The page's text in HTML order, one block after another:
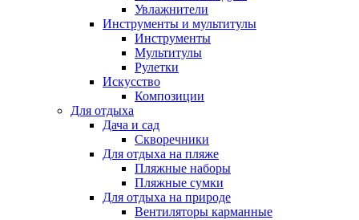
Увлажнители
Инструменты и мультитулы
Инструменты
Мультитулы
Рулетки
Искусство
Композиции
Для отдыха
Дача и сад
Скворечники
Для отдыха на пляже
Пляжные наборы
Пляжные сумки
Для отдыха на природе
Вентиляторы карманные